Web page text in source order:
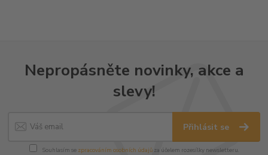
Nepropásněte novinky, akce a
slevy!
Přihlásit se
Souhlasím se zpracováním osobních údajůza účelem rozesílky newsletteru.